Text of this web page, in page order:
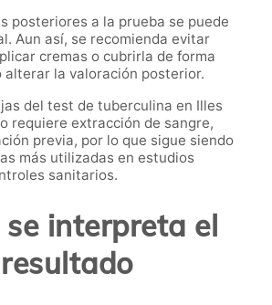
posteriores a la prueba se puede
Aun así, se recomienda evitar
cremas o cubrirla de forma
alterar la valoración posterior.
del test de tuberculina en Illes
requiere extracción de sangre,
previa, por lo que sigue siendo
más utilizadas en estudios
sanitarios.
se interpreta el
resultado